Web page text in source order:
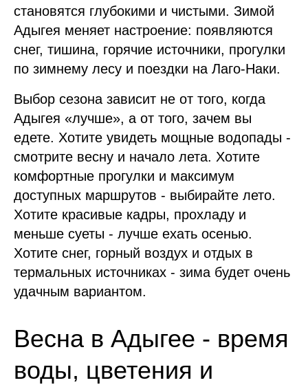
становятся глубокими и чистыми. Зимой
Адыгея меняет настроение: появляются
снег, тишина, горячие источники, прогулки
по зимнему лесу и поездки на Лаго-Наки.
Выбор сезона зависит не от того, когда
Адыгея «лучше», а от того, зачем вы
едете. Хотите увидеть мощные водопады -
смотрите весну и начало лета. Хотите
комфортные прогулки и максимум
доступных маршрутов - выбирайте лето.
Хотите красивые кадры, прохладу и
меньше суеты - лучше ехать осенью.
Хотите снег, горный воздух и отдых в
термальных источниках - зима будет очень
удачным вариантом.
Весна в Адыгее - время
воды, цветения и